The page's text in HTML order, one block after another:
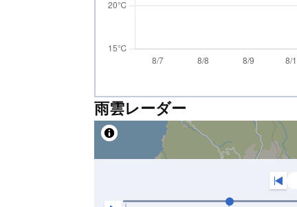
雨雲レーダー